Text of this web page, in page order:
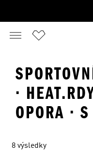
·
OPORA ·
8 výsledky